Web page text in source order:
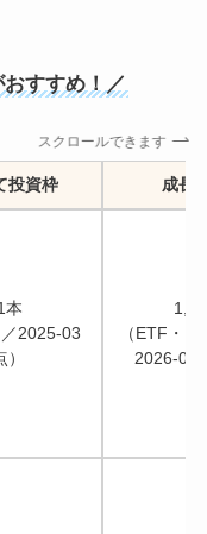
すすめ！／
スクロールできます
投資枠 成長
本
／2025-03
）
（ETF・
2026-